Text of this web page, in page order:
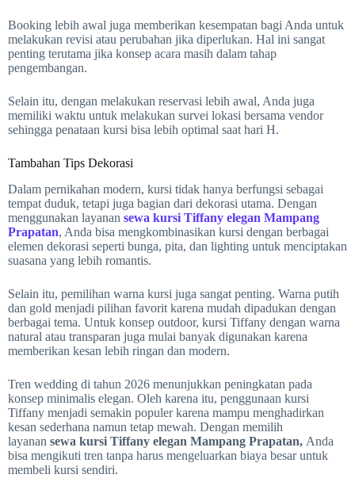
Booking lebih awal juga memberikan kesempatan bagi Anda untuk
melakukan revisi atau perubahan jika diperlukan. Hal ini sangat
penting terutama jika konsep acara masih dalam tahap
pengembangan.
Selain itu, dengan melakukan reservasi lebih awal, Anda juga
memiliki waktu untuk melakukan survei lokasi bersama vendor
sehingga penataan kursi bisa lebih optimal saat hari H.
Tambahan Tips Dekorasi
Dalam pernikahan modern, kursi tidak hanya berfungsi sebagai
tempat duduk, tetapi juga bagian dari dekorasi utama. Dengan
menggunakan layanan sewa kursi Tiffany elegan Mampang
Prapatan, Anda bisa mengkombinasikan kursi dengan berbagai
elemen dekorasi seperti bunga, pita, dan lighting untuk menciptakan
suasana yang lebih romantis.
Selain itu, pemilihan warna kursi juga sangat penting. Warna putih
dan gold menjadi pilihan favorit karena mudah dipadukan dengan
berbagai tema. Untuk konsep outdoor, kursi Tiffany dengan warna
natural atau transparan juga mulai banyak digunakan karena
memberikan kesan lebih ringan dan modern.
Tren wedding di tahun 2026 menunjukkan peningkatan pada
konsep minimalis elegan. Oleh karena itu, penggunaan kursi
Tiffany menjadi semakin populer karena mampu menghadirkan
kesan sederhana namun tetap mewah. Dengan memilih
layanan sewa kursi Tiffany elegan Mampang Prapatan, Anda
bisa mengikuti tren tanpa harus mengeluarkan biaya besar untuk
membeli kursi sendiri.